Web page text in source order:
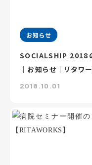
お知らせ
SOCIALSHIP 2018
｜お知らせ｜リタワ
2018.10.01